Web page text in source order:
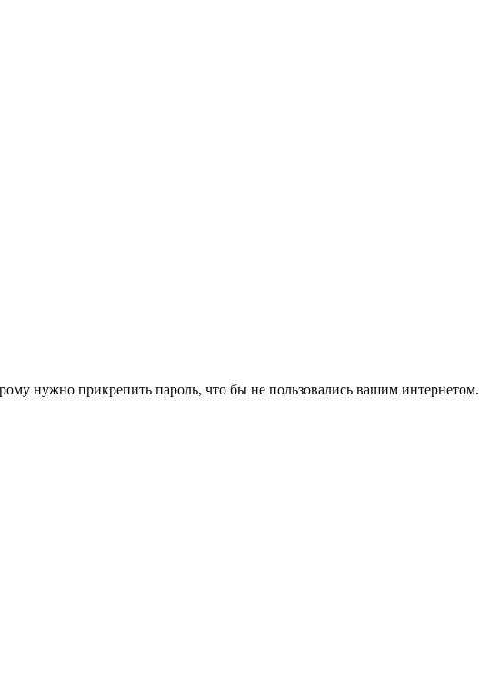
нужно прикрепить пароль, что бы не пользовались вашим интернетом.